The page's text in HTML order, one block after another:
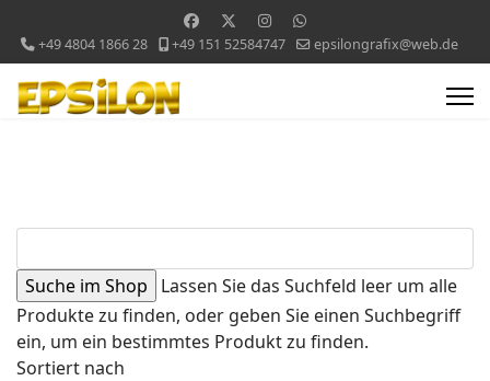
+49 4804 1866 28 +49 151 52584747 epsilongrafix@web.de
Lassen Sie das Suchfeld leer um alle
Produkte zu finden, oder geben Sie einen Suchbegriff
ein, um ein bestimmtes Produkt zu finden.
Sortiert nach